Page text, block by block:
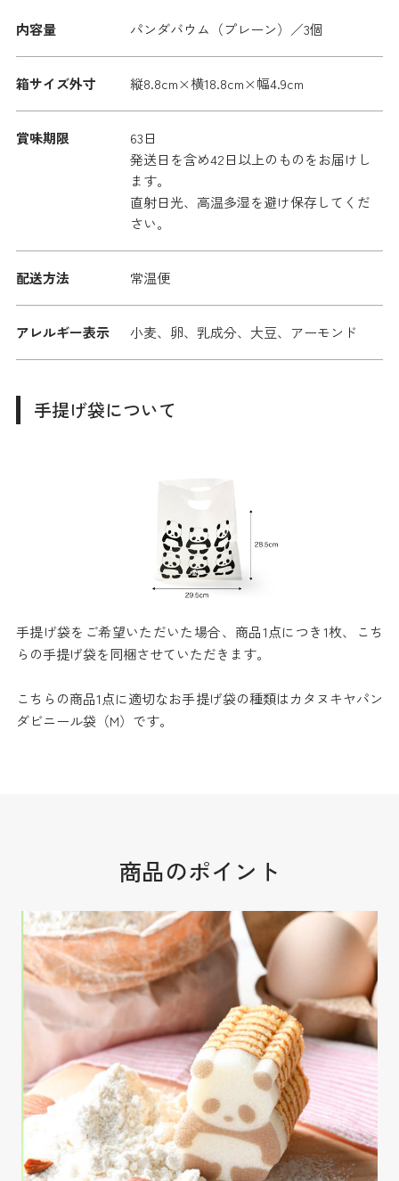
内容量 パンダバウム（プレーン）／3個
箱サイズ外寸 縦8.8cm×横18.8cm×幅4.9cm
賞味期限
63日
発送日を含め42日以上のものをお届けし
ます。
直射日光、高温多湿を避け保存してくだ
さい。
配送方法 常温便
アレルギー表示 小麦、卵、乳成分、大豆、アーモンド
手提げ袋について
手提げ袋をご希望いただいた場合、商品1点につき1枚、こち
らの手提げ袋を同梱させていただきます。
こちらの商品1点に適切なお手提げ袋の種類はカタヌキヤパン
ダビニール袋（M）です。
商品のポイント